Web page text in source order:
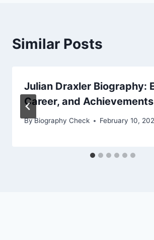
Similar Posts
Julian Draxler Biography:
Career, and Achievements
ByBiography Check February 10,